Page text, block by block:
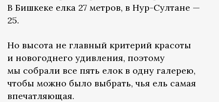
В Бишкеке елка 27 метров, в Нур-Султане —
25.
Но высота не главный критерий красоты
и новогоднего удивления, поэтому
мы собрали все пять елок в одну галерею,
чтобы можно было выбрать, чья ель самая
впечатляющая.